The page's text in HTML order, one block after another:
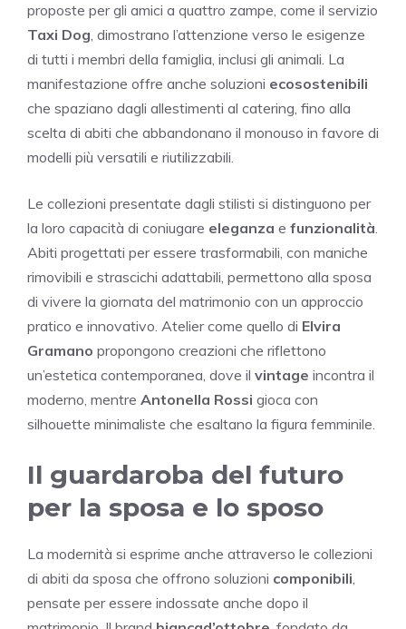
proposte per gli amici a quattro zampe, come il servizio
Taxi Dog, dimostrano l’attenzione verso le esigenze
di tutti i membri della famiglia, inclusi gli animali. La
manifestazione offre anche soluzioni ecosostenibili
che spaziano dagli allestimenti al catering, fino alla
scelta di abiti che abbandonano il monouso in favore di
modelli più versatili e riutilizzabili.
Le collezioni presentate dagli stilisti si distinguono per
la loro capacità di coniugare eleganza e funzionalità.
Abiti progettati per essere trasformabili, con maniche
rimovibili e strascichi adattabili, permettono alla sposa
di vivere la giornata del matrimonio con un approccio
pratico e innovativo. Atelier come quello di Elvira
Gramano propongono creazioni che riflettono
un’estetica contemporanea, dove il vintage incontra il
moderno, mentre Antonella Rossi gioca con
silhouette minimaliste che esaltano la figura femminile.
Il guardaroba del futuro
per la sposa e lo sposo
La modernità si esprime anche attraverso le collezioni
di abiti da sposa che offrono soluzioni componibili,
pensate per essere indossate anche dopo il